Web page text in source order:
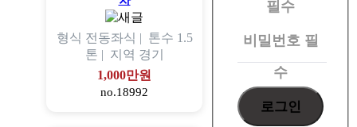
형식 전동좌식 | 톤수 1.5
톤 | 지역 경기
1,000만원
no.18992
필수
비밀번호 필
수